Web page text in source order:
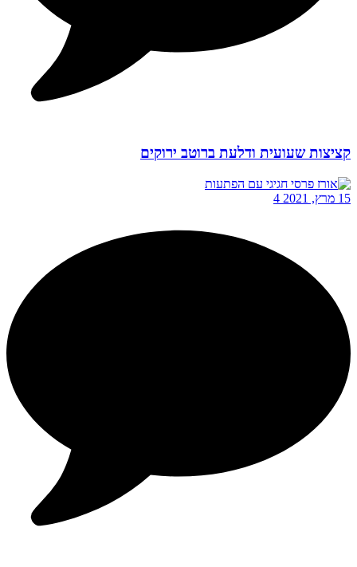
קציצות שעועית ודלעת ברוטב ירוקים
15 מרץ, 2021 4